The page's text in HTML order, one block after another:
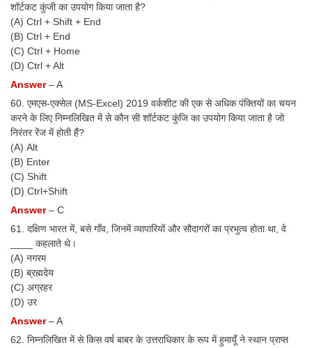
शॉर्टकट कुंजी का उपयोग किया जाता है?
(A) Ctrl + Shift + End
(B) Ctrl + End
(C) Ctrl + Home
(D) Ctrl + Alt
Answer– A
60. एमएस-एक्सेल (MS-Excel) 2019 वर्कशीट की एक से अधिक पंक्तियों का चयन
करने के लिए निम्नलिखित में से कौन सी शॉर्टकट कुंजि का उपयोग किया जाता है जो
निरंतर रेंज में होती हैं?
(A) Alt
(B) Enter
(C) Shift
(D) Ctrl+Shift
Answer– C
61. दक्षिण भारत में, बसे गाँव, जिनमें व्यापारियों और सौदागरों का प्रभुत्व होता था, वे
____ कहलाते थे।
(A) नगरम
(B) ब्रह्मदेय
(C) अग्रहर
(D) उर
Answer– A
62. निम्नलिखित में से किस वर्ष बाबर के उत्तराधिकार के रूप में हुमायूँ ने स्थान प्राप्त